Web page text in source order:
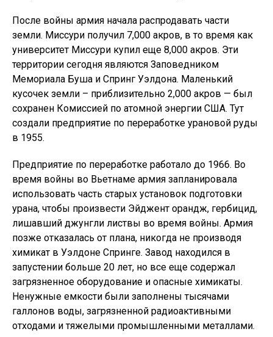
После войны армия начала распродавать части
земли. Миссури получил 7,000 акров, в то время как
университет Миссури купил еще 8,000 акров. Эти
территории сегодня являются Заповедником
Мемориала Буша и Спринг Уэлдона. Маленький
кусочек земли – приблизительно 2,000 акров — был
сохранен Комиссией по атомной энергии США. Тут
создали предприятие по переработке урановой руды
в 1955.
Предприятие по переработке работало до 1966. Во
время войны во Вьетнаме армия запланировала
использовать часть старых установок подготовки
урана, чтобы произвести Эйджент орандж, гербицид,
лишавший джунгли листвы во время войны. Армия
позже отказалась от плана, никогда не производя
химикат в Уэлдоне Спринге. Завод находился в
запустении больше 20 лет, но все еще содержал
загрязненное оборудование и опасные химикаты.
Ненужные емкости были заполнены тысячами
галлонов воды, загрязненной радиоактивными
отходами и тяжелыми промышленными металлами.